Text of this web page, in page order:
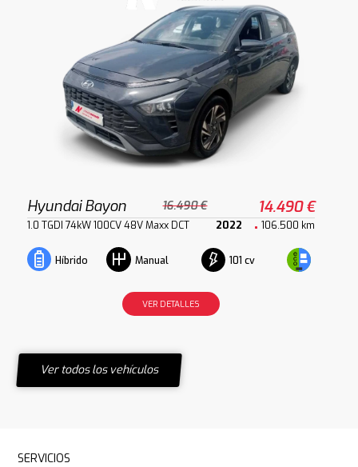
Hyundai Bayon 16.490 € 14.490 €
1.0 TGDI 74kW 100CV 48V Maxx DCT 2022 106.500 km
Híbrido Manual 101 cv
VER DETALLES
Ver todos los vehículos
SERVICIOS